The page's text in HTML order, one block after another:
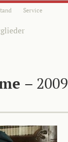
Service
– 2009